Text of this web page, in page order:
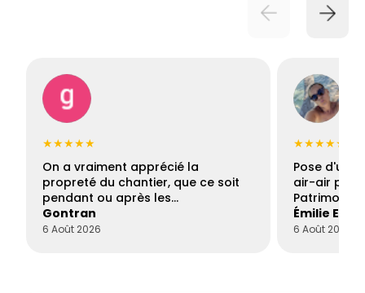
★★★★★
On a vraiment apprécié la
propreté du chantier, que ce soit
pendant ou après les…
Gontran
6 Août 2026
★★★★★
Pose d'une
air-air par
Patrimoine
Émilie
6 Août 2026